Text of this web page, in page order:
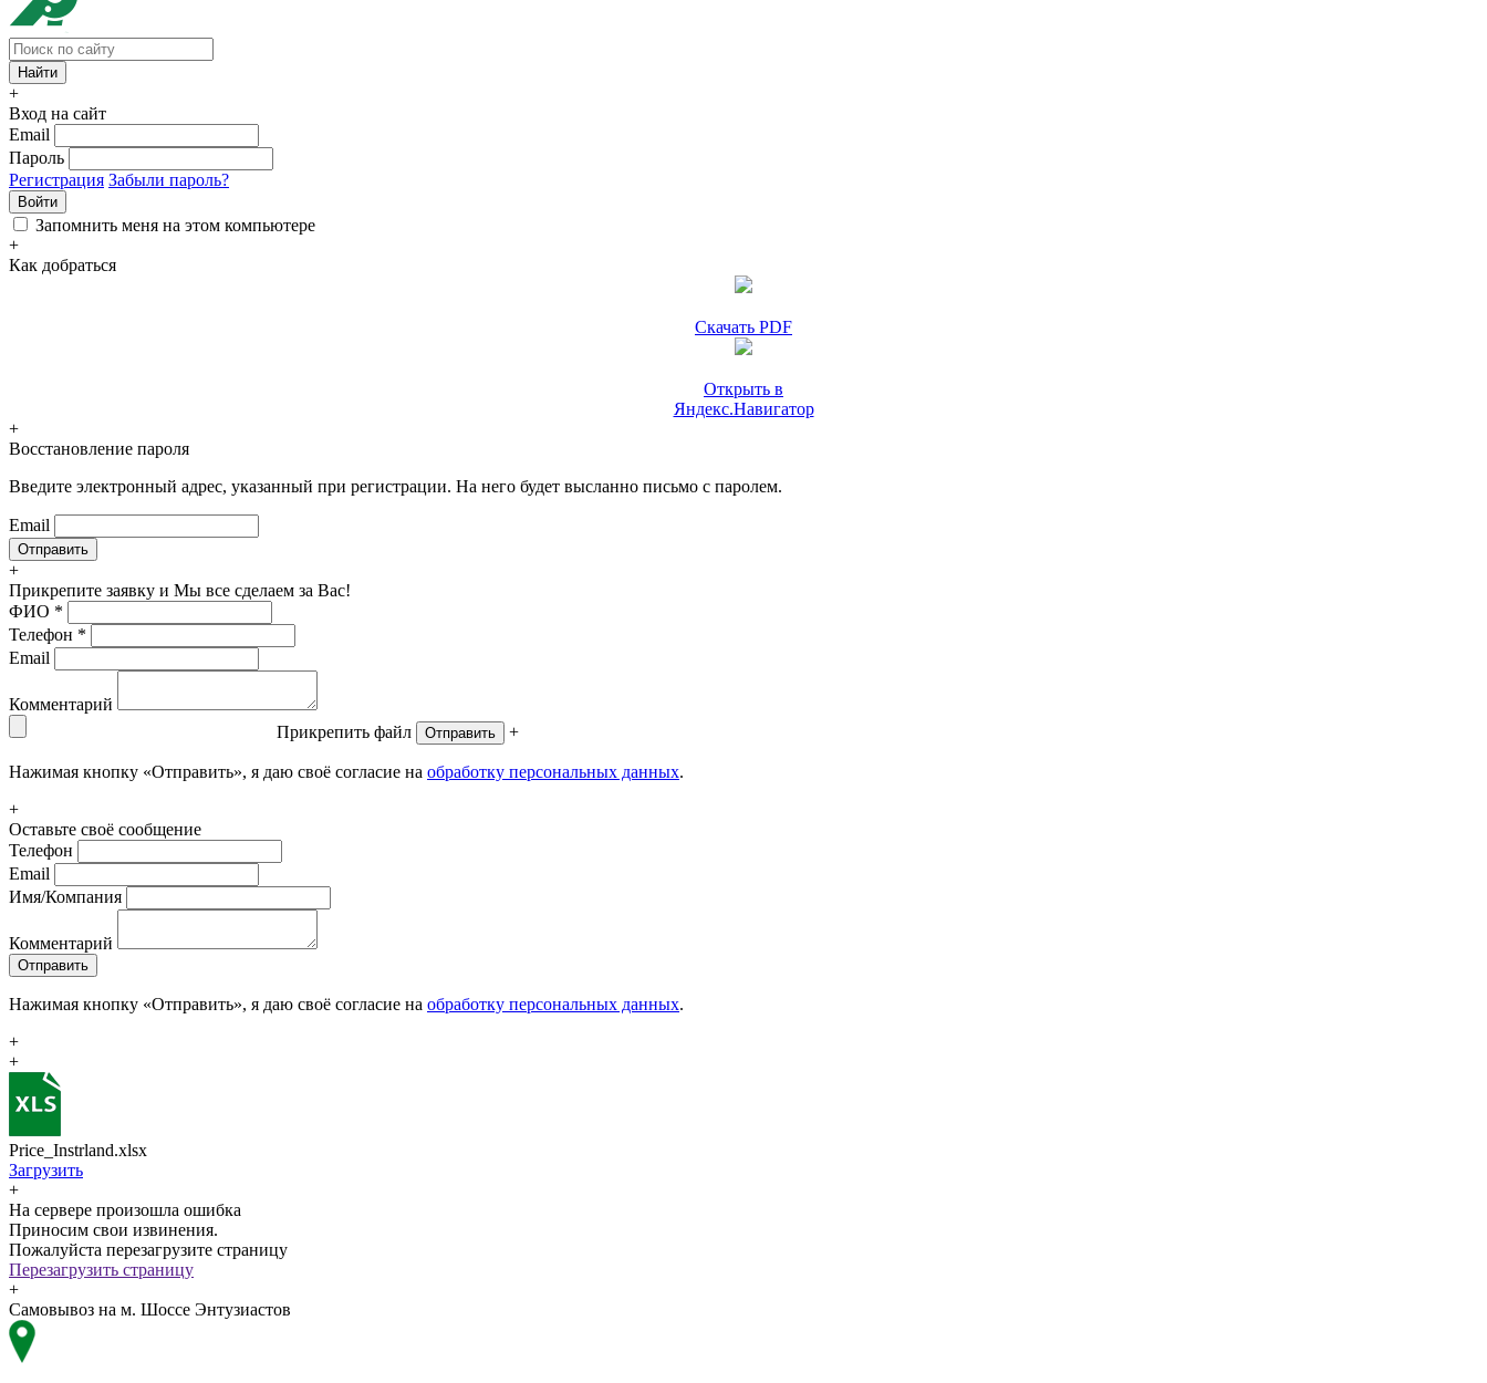
+
Вход на сайт
Email
Пароль
Регистрация Забыли пароль?
Войти
Запомнить меня на этом компьютере
+
Как добраться
Скачать PDF
Открыть в
Яндекс.Навигатор
+
Восстановление пароля
Введите электронный адрес, указанный при регистрации. На него будет высланно письмо с паролем.
Email
+
Прикрепите заявку и Мы все сделаем за Вас!
ФИО *
Телефон *
Email
Комментарий
Прикрепить файл
Отправить +
Нажимая кнопку «Отправить», я даю своё согласие на обработку персональных данных.
+
Оставьте своё сообщение
Телефон
Email
Имя/Компания
Комментарий
Отправить
Нажимая кнопку «Отправить», я даю своё согласие на обработку персональных данных.
+
+
Price_Instrland.xlsx
Загрузить
+
На сервере произошла ошибка
Приносим свои извинения.
Пожалуйста перезагрузите страницу
Перезагрузить страницу
+
Самовывоз на м. Шоссе Энтузиастов